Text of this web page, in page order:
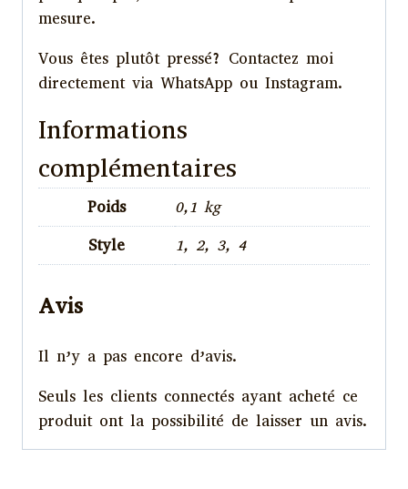
mesure.
Vous êtes plutôt pressé? Contactez moi
directement via WhatsApp ou Instagram.
Informations
complémentaires
Poids
0,1 kg
Style
1, 2, 3, 4
Avis
Il n’y a pas encore d’avis.
Seuls les clients connectés ayant acheté ce
produit ont la possibilité de laisser un avis.